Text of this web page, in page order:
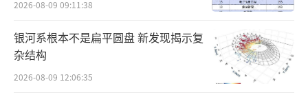
2026-08-09 09:11:38
银河系根本不是扁平圆盘 新发现揭示复
杂结构
2026-08-09 12:06:35